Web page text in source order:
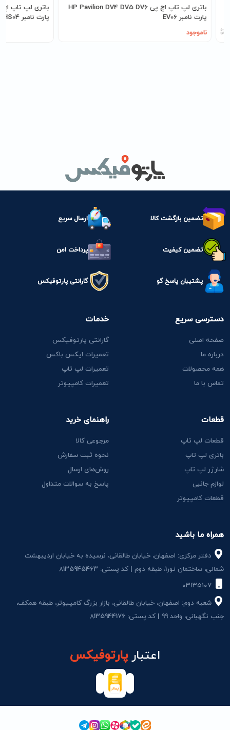
باتری لپ تاپ اچ پی HP Pavilion DV4 DV5 DV6
پارت نامبر EV06
ناموجود
پارت نامبر HS03-HS04
تضمین بازگشت کالا ارسال سریع
تضمین کیفیت پرداخت امن
پشتیبان پاسخ گو گارانتی پارتوفیکس
همراه ما باشید
دفتر مرکزی: اصفهان، خیابان طالقانی، نرسیده به خیابان اردیبهشت
شمالی، ساختمان نور1، طبقه دوم | کد پستی: 8135945463
شعبه دوم: اصفهان، خیابان طالقانی، بازار بزرگ کامپیوتر، طبقه همکف،
جنب نگهبانی، واحد 99 | کد پستی: 8135944176
دسترسی سریع
صفحه اصلی
درباره ما
همه محصولات
تماس با ما
قطعات
قطعات لپ تاپ
باتری لپ تاپ
شارژر لپ تاپ
لوازم جانبی
قطعات کامپیوتر
خدمات
گارانتی پارتوفیکس
تعمیرات ایکس باکس
تعمیرات لپ تاپ
تعمیرات کامپیوتر
راهنمای خرید
مرجوعی کالا
نحوه ثبت سفارش
روش‌های ارسال
پاسخ به سوالات متداول
اعتبارپارتوفیکس